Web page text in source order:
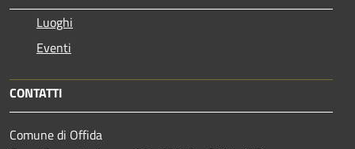
Luoghi
Eventi
CONTATTI
Comune di Offida